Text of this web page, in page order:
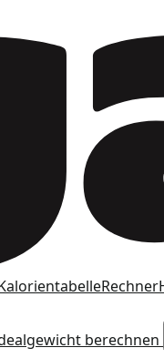
Rechner
berechnen